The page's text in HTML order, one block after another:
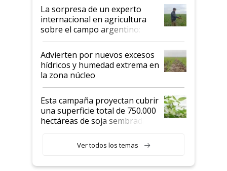
La sorpresa de un experto
internacional en agricultura
sobre el campo argentino:
"Estoy muy impresionado"
Advierten por nuevos excesos
hídricos y humedad extrema en
la zona núcleo
Esta campaña proyectan cubrir
una superficie total de 750.000
hectáreas de soja sembradas
variedades que marcan un
salto tecnológico en genética y
Ver todos los temas